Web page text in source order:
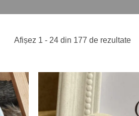
Afișez 1 - 24 din 177 de rezultate
Add to
wishlist